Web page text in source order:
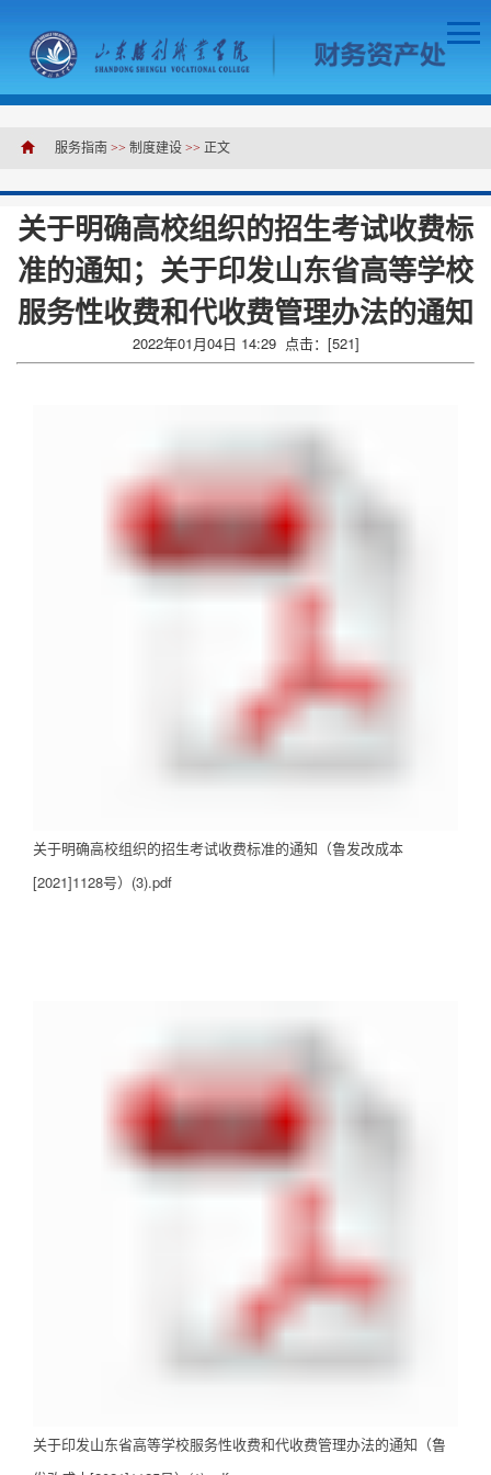
服务指南 >> 制度建设 >> 正文
关于明确高校组织的招生考试收费标
准的通知；关于印发山东省高等学校
服务性收费和代收费管理办法的通知
2022年01月04日 14:29 点击：[521]
关于明确高校组织的招生考试收费标准的通知（鲁发改成本
[2021]1128号）(3).pdf
关于印发山东省高等学校服务性收费和代收费管理办法的通知（鲁